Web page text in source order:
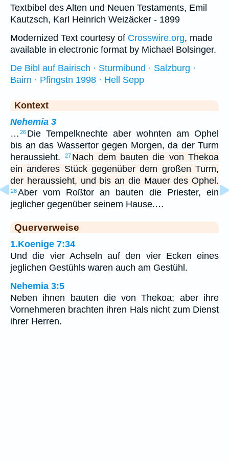
Textbibel des Alten und Neuen Testaments, Emil
Kautzsch, Karl Heinrich Weizäcker - 1899
Modernized Text courtesy of Crosswire.org, made
available in electronic format by Michael Bolsinger.
De Bibl auf Bairisch · Sturmibund · Salzburg ·
Bairn · Pfingstn 1998 · Hell Sepp
Kontext
Nehemia 3
… 26 Die Tempelknechte aber wohnten am Ophel
bis an das Wassertor gegen Morgen, da der Turm
heraussieht.
27 Nach dem bauten die von Thekoa
ein anderes Stück gegenüber dem großen Turm,
der heraussieht, und bis an die Mauer des Ophel.
28Aber vom Roßtor an bauten die Priester, ein
jeglicher gegenüber seinem Hause.…
Querverweise
1.Koenige 7:34
Und die vier Achseln auf den vier Ecken eines
jeglichen Gestühls waren auch am Gestühl.
Nehemia 3:5
Neben ihnen bauten die von Thekoa; aber ihre
Vornehmeren brachten ihren Hals nicht zum Dienst
ihrer Herren.